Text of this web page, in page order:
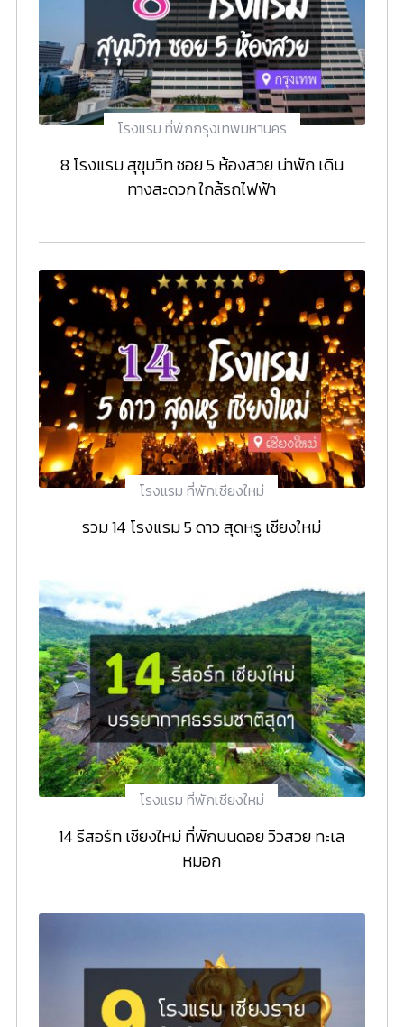
โรงแรม ที่พักกรุงเทพมหานคร
8 โรงแรม สุขุมวิท ซอย 5 ห้องสวย น่าพัก เดิน
ทางสะดวก ใกล้รถไฟฟ้า
โรงแรม ที่พักเชียงใหม่
รวม 14 โรงแรม 5 ดาว สุดหรู เชียงใหม่
โรงแรม ที่พักเชียงใหม่
14 รีสอร์ท เชียงใหม่ ที่พักบนดอย วิวสวย ทะเล
หมอก